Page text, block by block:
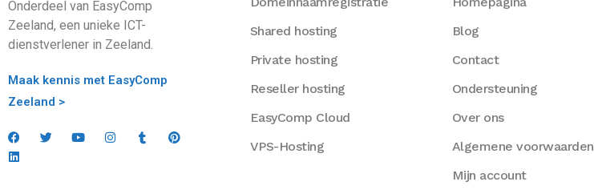
Onderdeel van EasyComp
Zeeland, een unieke ICT-
dienstverlener in Zeeland.
Maak kennis met EasyComp
Zeeland >
Shared hosting
Private hosting
Reseller hosting
EasyComp Cloud
VPS-Hosting
Blog
Contact
Ondersteuning
Over ons
Algemene voorwaarden
Mijn account